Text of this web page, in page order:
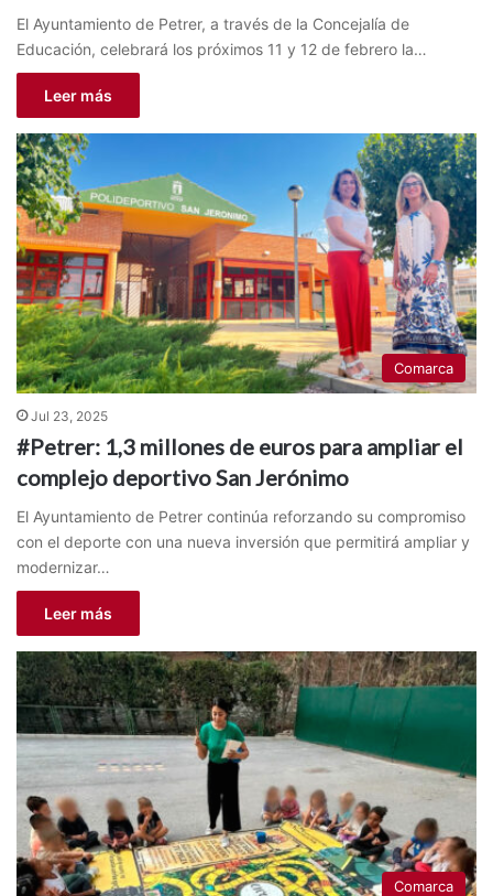
El Ayuntamiento de Petrer, a través de la Concejalía de
Educación, celebrará los próximos 11 y 12 de febrero la…
Leer más
Comarca
Jul 23, 2025
#Petrer: 1,3 millones de euros para ampliar el
complejo deportivo San Jerónimo
El Ayuntamiento de Petrer continúa reforzando su compromiso
con el deporte con una nueva inversión que permitirá ampliar y
modernizar…
Leer más
Comarca